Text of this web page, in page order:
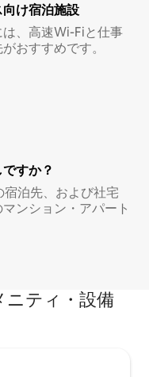
け宿⁠泊⁠施⁠設
、高速Wi-Fiと仕事
おすすめです。
すか？
泊先、および社宅
ンション・アパート
ニティ・設備